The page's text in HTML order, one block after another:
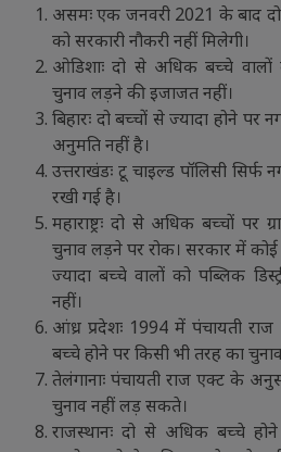
असमः एक जनवरी 2021 के बाद
को सरकारी नौकरी नहीं मिलेगी।
ओडिशाः दो से अधिक बच्चे वालों
चुनाव लड़ने की इजाजत नहीं।
बिहारः दो बच्चों से ज्यादा होने
अनुमति नहीं है।
उत्तराखंडः टू चाइल्ड पॉलिसी सिर्फ
रखी गई है।
महाराष्ट्रः दो से अधिक बच्चों पर
चुनाव लड़ने पर रोक। सरकार में
ज्यादा बच्चे वालों को पब्लिक
नहीं।
आंध्र प्रदेशः 1994 में पंचायती
बच्चे होने पर किसी भी तरह का
तेलंगानाः पंचायती राज एक्ट के
चुनाव नहीं लड़ सकते।
राजस्थानः दो से अधिक बच्चे